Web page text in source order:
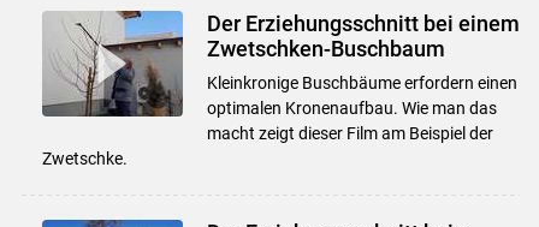
Der Erziehungsschnitt bei einem
Zwetschken-Buschbaum
Kleinkronige Buschbäume erfordern einen
optimalen Kronenaufbau. Wie man das
macht zeigt dieser Film am Beispiel der
Zwetschke.